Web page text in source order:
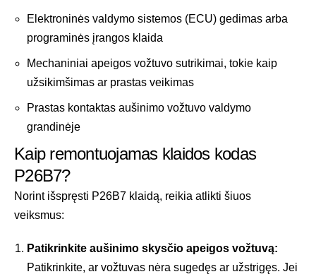
Elektroninės valdymo sistemos (ECU) gedimas arba
programinės įrangos klaida
Mechaniniai apeigos vožtuvo sutrikimai, tokie kaip
užsikimšimas ar prastas veikimas
Prastas kontaktas aušinimo vožtuvo valdymo
grandinėje
Kaip remontuojamas klaidos kodas
P26B7?
Norint išspręsti P26B7 klaidą, reikia atlikti šiuos
veiksmus:
Patikrinkite aušinimo skysčio apeigos vožtuvą:
Patikrinkite, ar vožtuvas nėra sugedęs ar užstrigęs. Jei